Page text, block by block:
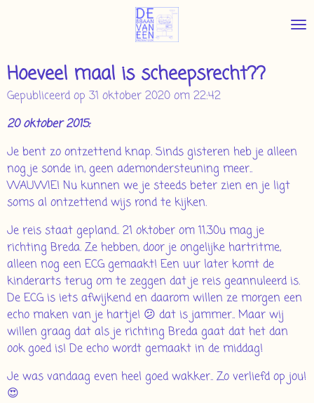
de
hoofdinhoud
Hoeveel maal is scheepsrecht??
Gepubliceerd op 31 oktober 2020 om 22:42
20 oktober 2015:
Je bent zo ontzettend knap. Sinds gisteren heb je alleen
nog je sonde in, geen ademondersteuning meer..
WAUWIE! Nu kunnen we je steeds beter zien en je ligt
soms al ontzettend wijs rond te kijken.
Je reis staat gepland.. 21 oktober om 11.30u mag je
richting Breda. Ze hebben, door je ongelijke hartritme,
alleen nog een ECG gemaakt! Een uur later komt de
kinderarts terug om te zeggen dat je reis geannuleerd is.
De ECG is iets afwijkend en daarom willen ze morgen een
echo maken van je hartje! 😕 dat is jammer.. Maar wij
willen graag dat als je richting Breda gaat dat het dan
ook goed is! De echo wordt gemaakt in de middag!
Je was vandaag even heel goed wakker.. Zo verliefd op jou!
😍